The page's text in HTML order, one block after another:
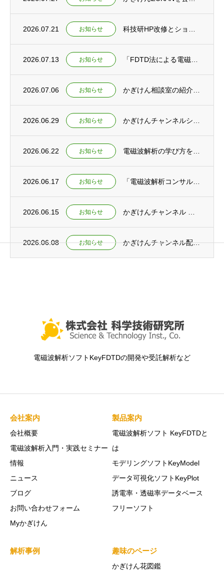
2026.07.21 お知らせ
2026.07.13 お知らせ
2026.07.06 お知らせ
2026.06.29 お知らせ
2026.06.22 お知らせ
2026.06.17 お知らせ
2026.06.15 お知らせ
2026.06.08 お知らせ かぎけんチャンネル配信開始 ～「学生時代の学びは社会で活きる！」を公開～
電磁波解析ソフトKeyFDTDの開発や受託解析など
会社案内
会社概要
電磁波解析入門・実践セミナー
情報
ニュース
ブログ
お問い合わせフォーム
Myかぎけん
製品案内
電磁波解析ソフト KeyFDTDと
は
モデリングソフトKeyModel
データ可視化ソフトKeyPlot
誘電率・透磁率データベース
フリーソフト
解析事例 趣味のページ
かぎけん花図鑑